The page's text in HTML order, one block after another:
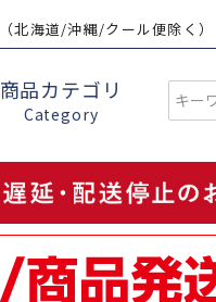
（北海道/沖縄/クール便除く）
商品カテゴリ
Category